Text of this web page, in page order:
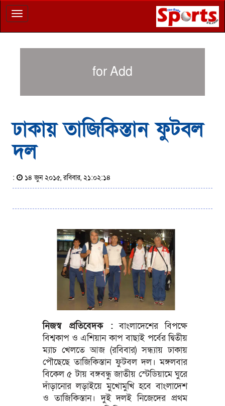
Toggle
navigation
for Add
ঢাকায় তাজিকিস্তান ফুটবল
দল
: ১৪ জুন ২০১৫, রবিবার, ২১:০২:১৪
নিজস্ব প্রতিবেদক :বাংলাদেশের বিপক্ষে
বিশ্বকাপ ও এশিয়ান কাপ বাছাই পর্বের দ্বিতীয়
ম্যাচ খেলতে আজ (রবিবার) সন্ধ্যায় ঢাকায়
পৌছেছে তাজিকিস্তান ফুটবল দল। মঙ্গলবার
বিকেল ৫ টায় বঙ্গবন্ধু জাতীয় স্টেডিয়ামে ঘুরে
দাঁড়ানোর লড়াইয়ে মুখোমুখি হবে বাংলাদেশ
ও তাজিকিস্তান। দুই দলই নিজেদের প্রথম